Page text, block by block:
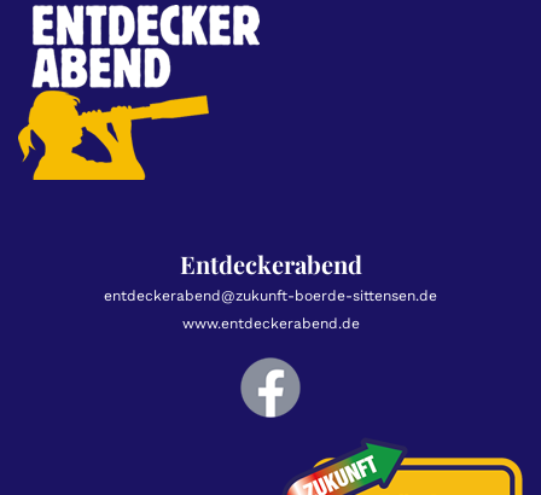
Entdeckerabend
entdeckerabend@zukunft-boerde-sittensen.de
www.entdeckerabend.de